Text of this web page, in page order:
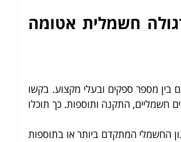
חשמלית אטומה
בין מספר ספקים ובעלי מקצוע. בקשו
חשמליים, התקנה ותוספות. כך תוכלו
החשמלי המתקדם ביותר או בתוספות